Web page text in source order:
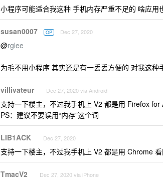
小程序可能适合我这种 手机内存严重不足的 啥应
susan0007 OP Dec 27, 2020
@rglee
为毛不用小程序 其实还是有一丢丢方便的 对我这
villivateur Dec 27, 2020 via Android
支持一下楼主，不过我手机上 V2 都是用 Firefox for
PS：建议不要误用“内存”这个词
LIB1ACK Dec 27, 2020
支持一下楼主，不过我手机上 V2 都是用 Chrome 看
TmacV2 Dec 27, 2020 via iPhone